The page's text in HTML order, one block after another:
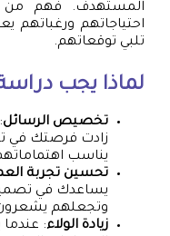
المستهدف. فهم من
احتياجاتهم ورغباتهم
تلبي توقعاتهم.
لماذا يجب
تخصيص الرسائل
زادت فرصتك في
يناسب
تحسين تجربة
يساعدك في
وتجعلهم يشعرون
زيادة الولاء: